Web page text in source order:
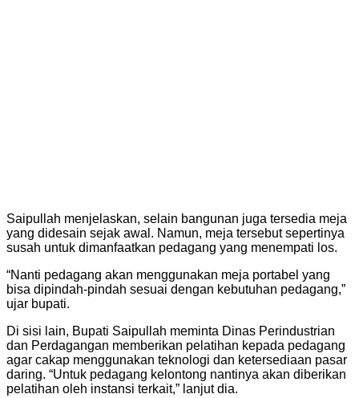
Saipullah menjelaskan, selain bangunan juga tersedia meja
yang didesain sejak awal. Namun, meja tersebut sepertinya
susah untuk dimanfaatkan pedagang yang menempati los.
“Nanti pedagang akan menggunakan meja portabel yang
bisa dipindah-pindah sesuai dengan kebutuhan pedagang,”
ujar bupati.
Di sisi lain, Bupati Saipullah meminta Dinas Perindustrian
dan Perdagangan memberikan pelatihan kepada pedagang
agar cakap menggunakan teknologi dan ketersediaan pasar
daring. “Untuk pedagang kelontong nantinya akan diberikan
pelatihan oleh instansi terkait,” lanjut dia.